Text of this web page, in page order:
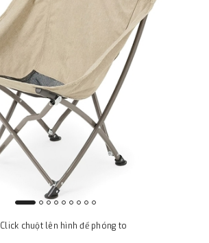
Click chuột lên hình để phóng to